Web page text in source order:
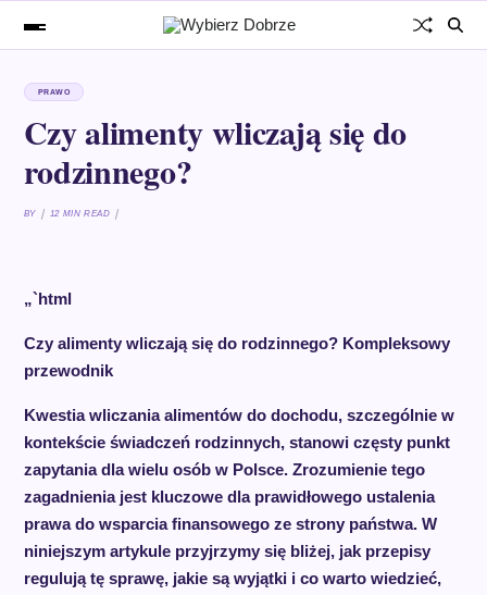
PRAWO
Czy alimenty wliczają się do
rodzinnego?
BY 12 MIN READ
„`html
Czy alimenty wliczają się do rodzinnego? Kompleksowy
przewodnik
Kwestia wliczania alimentów do dochodu, szczególnie w
kontekście świadczeń rodzinnych, stanowi częsty punkt
zapytania dla wielu osób w Polsce. Zrozumienie tego
zagadnienia jest kluczowe dla prawidłowego ustalenia
prawa do wsparcia finansowego ze strony państwa. W
niniejszym artykule przyjrzymy się bliżej, jak przepisy
regulują tę sprawę, jakie są wyjątki i co warto wiedzieć,